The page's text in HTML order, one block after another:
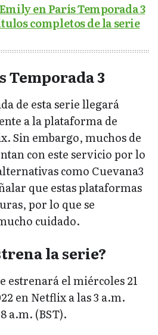
en París Temporada 3
completos de la serie
Temporada 3
de esta serie llegará
a la plataforma de
Sin embargo, muchos de
con este servicio por lo
como Cuevana3
que estas plataformas
por lo que se
cuidado.
la serie?
estrenará el miércoles 21
en Netflix a las 3 a.m.
a.m. (BST).